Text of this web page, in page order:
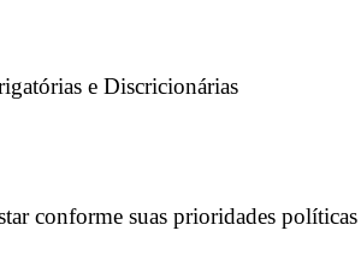
conforme suas prioridades